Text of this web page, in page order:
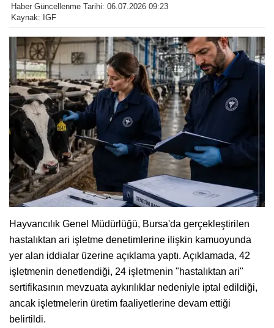
Haber Güncellenme Tarihi: 06.07.2026 09:23
Kaynak: IGF
Hayvancılık Genel Müdürlüğü, Bursa'da gerçekleştirilen
hastalıktan ari işletme denetimlerine ilişkin kamuoyunda
yer alan iddialar üzerine açıklama yaptı. Açıklamada, 42
işletmenin denetlendiği, 24 işletmenin "hastalıktan ari"
sertifikasının mevzuata aykırılıklar nedeniyle iptal edildiği,
ancak işletmelerin üretim faaliyetlerine devam ettiği
belirtildi.